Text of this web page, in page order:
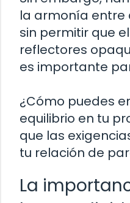
la armonía entre
sin permitir que
reflectores
es importante
¿Cómo puedes
equilibrio en tu
que las
tu relación de
La